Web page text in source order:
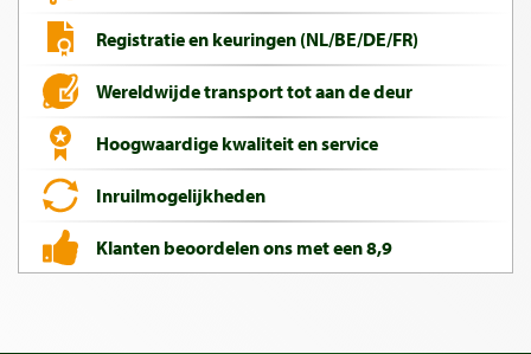
Registratie en keuringen (NL/BE/DE/FR)
Wereldwijde transport tot aan de deur
Hoogwaardige kwaliteit en service
Inruilmogelijkheden
Klanten beoordelen ons met een 8,9